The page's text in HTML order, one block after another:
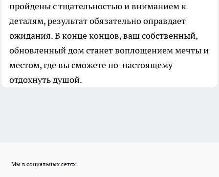
пройдены с тщательностью и вниманием к
деталям, результат обязательно оправдает
ожидания. В конце концов, ваш собственный,
обновленный дом станет воплощением мечты и
местом, где вы сможете по-настоящему
отдохнуть душой.
Мы в социальных сетях